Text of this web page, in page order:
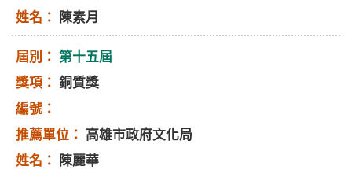
陳素月
第十五屆
銅質獎
高雄市政府文化局
陳麗華